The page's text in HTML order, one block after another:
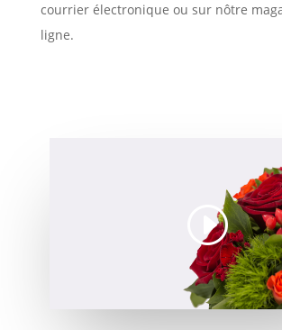
courrier électronique ou sur nôtre
ligne.